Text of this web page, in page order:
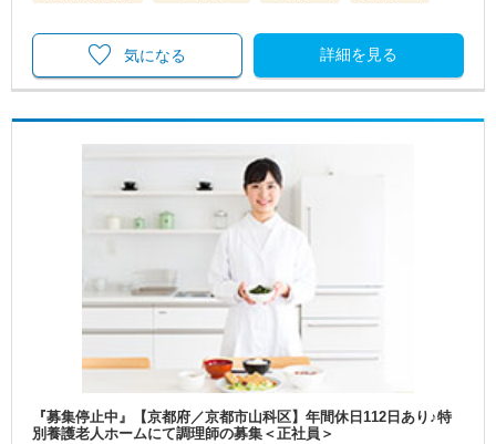
詳細を見る
気になる
『募集停止中』【京都府／京都市山科区】年間休日112日あり♪特
別養護老人ホームにて調理師の募集＜正社員＞